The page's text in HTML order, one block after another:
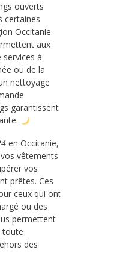
ouverts
certaines
Occitanie.
aux
services à
ou de la
nettoyage
garantissent
en Occitanie,
vêtements
vos
prêtes. Ces
ceux qui ont
ou des
permettent
toute
des